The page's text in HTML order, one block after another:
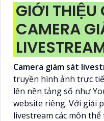
GIỚI THIỆU
CAMERA
Camera giám sát
truyền hình ảnh trực
lên nền tảng số như
website riêng. Với giải
livestream các môn